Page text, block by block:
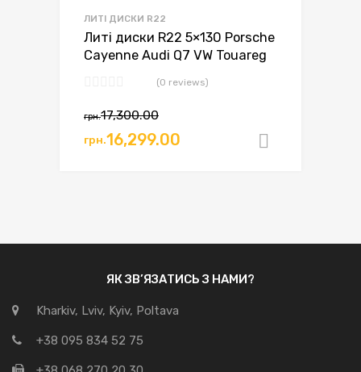
ЛИТІ ДИСКИ R22
Литі диски R22 5×130 Porsche
Cayenne Audi Q7 VW Touareg
(0 reviews)
грн.17,300.00
грн.16,299.00
ЯК ЗВ’ЯЗАТИСЬ З НАМИ?
Kharkiv, Lviv, Kyiv, Poltava
+38 095 834 52 75